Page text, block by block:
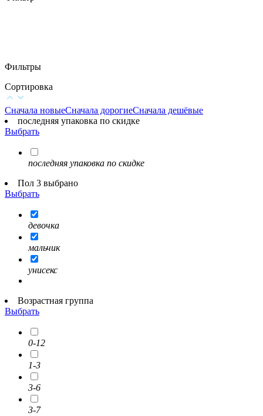
Фильтры
Сортировка
Сначала новыеСначала дорогиеСначала дешёвые
последняя упаковка по скидке
Выбрать
последняя упаковка по скидке
Пол 3 выбрано
Выбрать
девочка
мальчик
унисекс
Возрастная группа
Выбрать
0-12
1-3
3-6
3-7